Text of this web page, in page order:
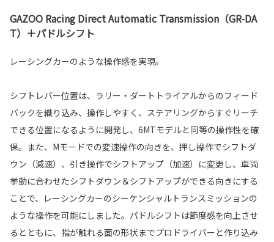
GAZOO Racing Direct Automatic Transmission（GR-DA
T）＋パドルシフト
レーシングカーのような操作感を実現。
シフトレバー位置は、ラリー・ダートトライアルからのフィード
バックを織り込み、操作しやすく、ステアリングからすぐリーチ
できる位置になるように開発し、6MTモデルと同等の操作性を確
保。また、Mモードでの変速操作の向きを、押し操作でシフトダ
ウン（減速）、引き操作でシフトアップ（加速）に変更し、車両
挙動に合わせたシフトダウン＆シフトアップができる向きにする
ことで、レーシングカーのシーケンシャルトランスミッションの
ような操作を可能にしました。パドルシフトは節度感を向上させ
るとともに、指が触れる面の形状までプロドライバーと作り込み